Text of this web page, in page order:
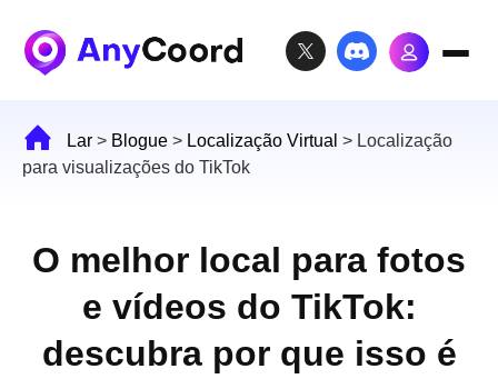
Lar > Blogue > Localização Virtual > Localização
para visualizações do TikTok
O melhor local para fotos
e vídeos do TikTok:
descubra por que isso é